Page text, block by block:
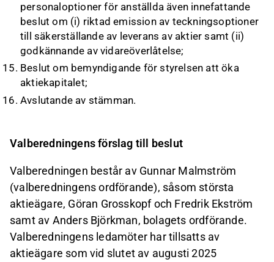
personaloptioner för anställda även innefattande
beslut om (i) riktad emission av teckningsoptioner
till säkerställande av leverans av aktier samt (ii)
godkännande av vidareöverlåtelse;
Beslut om bemyndigande för styrelsen att öka
aktiekapitalet;
Avslutande av stämman.
Valberedningens förslag till beslut
Valberedningen består av Gunnar Malmström
(valberedningens ordförande), såsom största
aktieägare, Göran Grosskopf och Fredrik Ekström
samt av Anders Björkman, bolagets ordförande.
Valberedningens ledamöter har tillsatts av
aktieägare som vid slutet av augusti 2025